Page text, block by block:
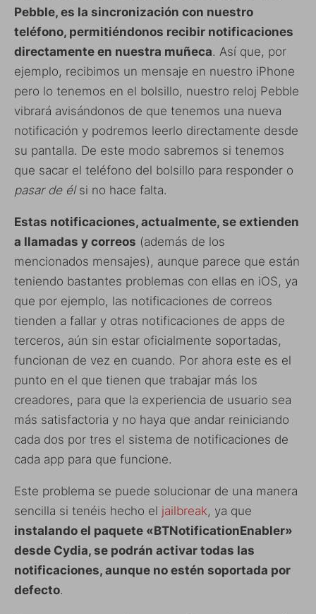
Pebble, es la sincronización con nuestro
teléfono, permitiéndonos recibir notificaciones
directamente en nuestra muñeca. Así que, por
ejemplo, recibimos un mensaje en nuestro iPhone
pero lo tenemos en el bolsillo, nuestro reloj Pebble
vibrará avisándonos de que tenemos una nueva
notificación y podremos leerlo directamente desde
su pantalla. De este modo sabremos si tenemos
que sacar el teléfono del bolsillo para responder o
pasar de élsi no hace falta.
Estas notificaciones, actualmente, se extienden
a llamadas y correos (además de los
mencionados mensajes), aunque parece que están
teniendo bastantes problemas con ellas en iOS, ya
que por ejemplo, las notificaciones de correos
tienden a fallar y otras notificaciones de apps de
terceros, aún sin estar oficialmente soportadas,
funcionan de vez en cuando. Por ahora este es el
punto en el que tienen que trabajar más los
creadores, para que la experiencia de usuario sea
más satisfactoria y no haya que andar reiniciando
cada dos por tres el sistema de notificaciones de
cada app para que funcione.
Este problema se puede solucionar de una manera
sencilla si tenéis hecho el jailbreak, ya que
instalando el paquete «BTNotificationEnabler»
desde Cydia, se podrán activar todas las
notificaciones, aunque no estén soportada por
defecto.